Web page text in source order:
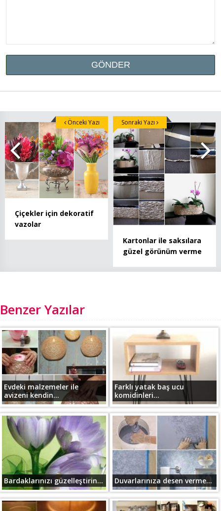
Çiçekler için dekoratif
vazolar
Önceki Yazı
Kartonlar ile saksılara
güzel görünüm verme
Sonraki Yazı
Benzer Yazılar
Evdeki malzemeler ile
avizeni kendin...
Farklı yatak baş ucu
komidinleri...
Bardaklarınızı güzelleştirin... Duvarlarınıza desen verme...